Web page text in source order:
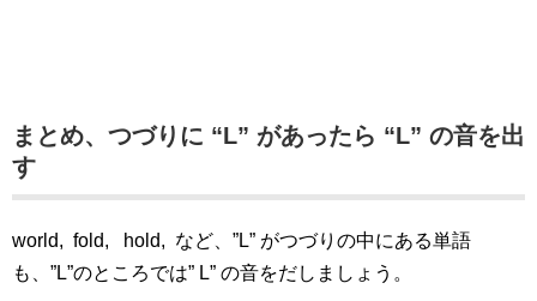
まとめ、つづりに “L” があったら “L” の音を出
す
world, fold, hold, など、”L” がつづりの中にある単語
も、”L”のところでは” L” の音をだしましょう。